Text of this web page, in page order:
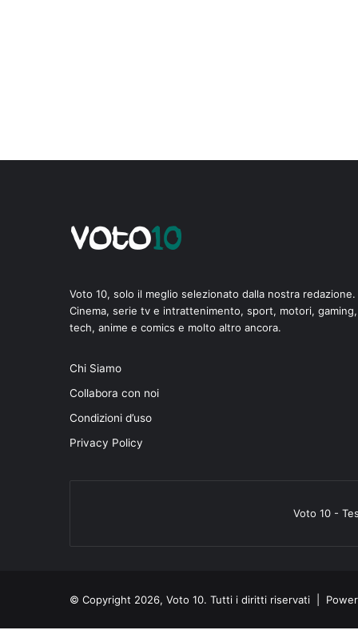
Voto 10, solo il meglio selezionato dalla nostra redazione.
Cinema, serie tv e intrattenimento, sport, motori, gaming,
tech, anime e comics e molto altro ancora.
Chi Siamo
Collabora con noi
Condizioni d’uso
Privacy Policy
Voto 10 -
© Copyright 2026, Voto 10. Tutti i diritti riservati |